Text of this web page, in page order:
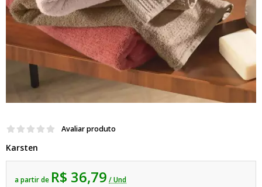
Avaliar produto
Karsten
a partir de R$ 36,79 / Und